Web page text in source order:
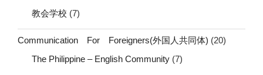
教会学校 (7)
Communication For Foreigners(外国人共同体) (20)
The Philippine – English Community (7)